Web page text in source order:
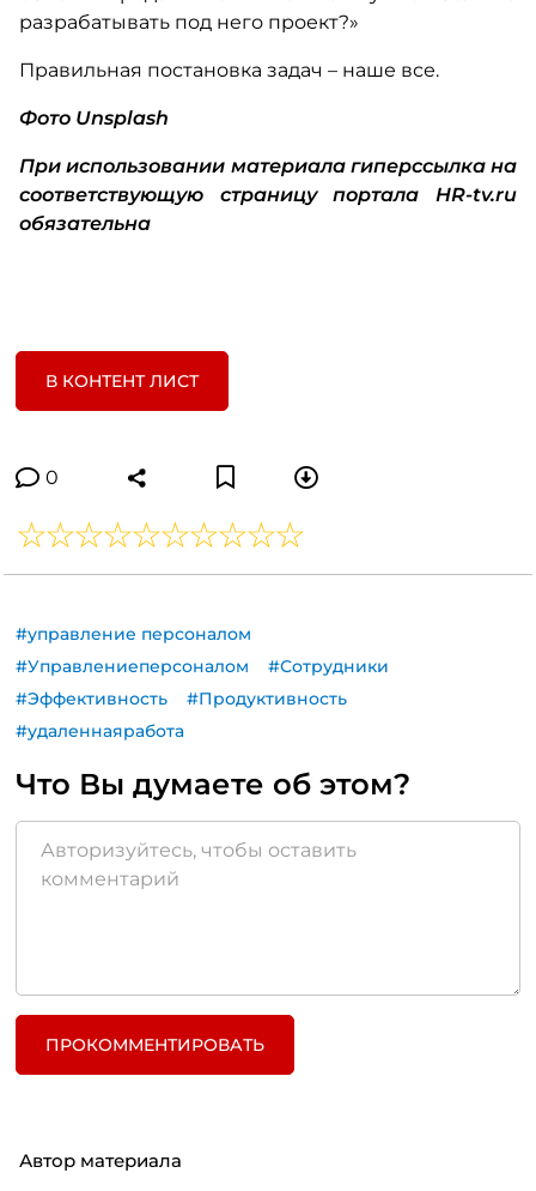
Автор материала
разрабатывать под него проект?»
Правильная постановка задач – наше все.
Фото Unsplash
При использовании материала гиперссылка на
соответствующую страницу портала HR-tv.ru
обязательна
В КОНТЕНТ ЛИСТ
0
#управление персоналом
#Управлениеперсоналом
#Сотрудники
#Эффективность
#Продуктивность
#удаленнаяработа
Что Вы думаете об этом?
ПРОКОММЕНТИРОВАТЬ